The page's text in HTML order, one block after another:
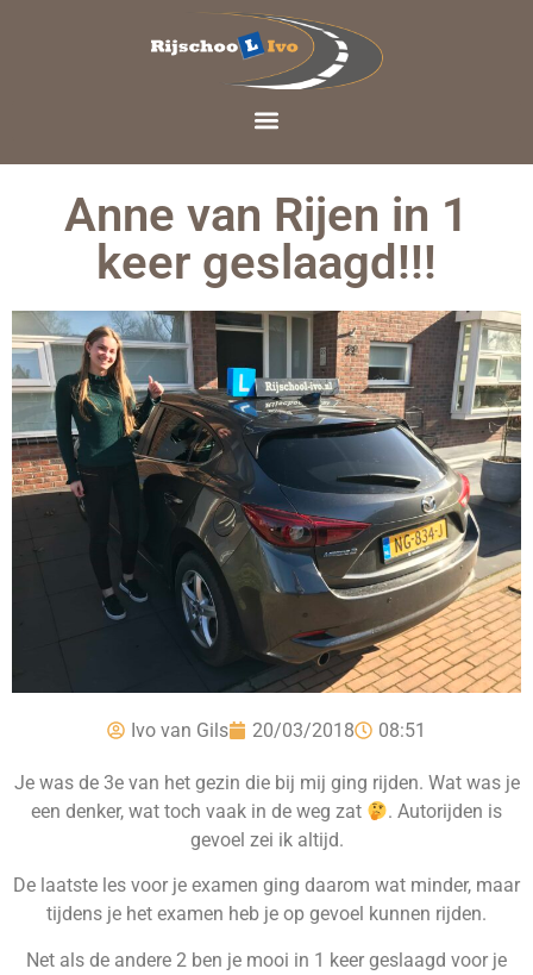
Anne van Rijen in 1
keer geslaagd!!!
Ivo van Gils 20/03/2018 08:51
Je was de 3e van het gezin die bij mij ging rijden. Wat was je
een denker, wat toch vaak in de weg zat
. Autorijden is
gevoel zei ik altijd.
De laatste les voor je examen ging daarom wat minder, maar
tijdens je het examen heb je op gevoel kunnen rijden.
Net als de andere 2 ben je mooi in 1 keer geslaagd voor je